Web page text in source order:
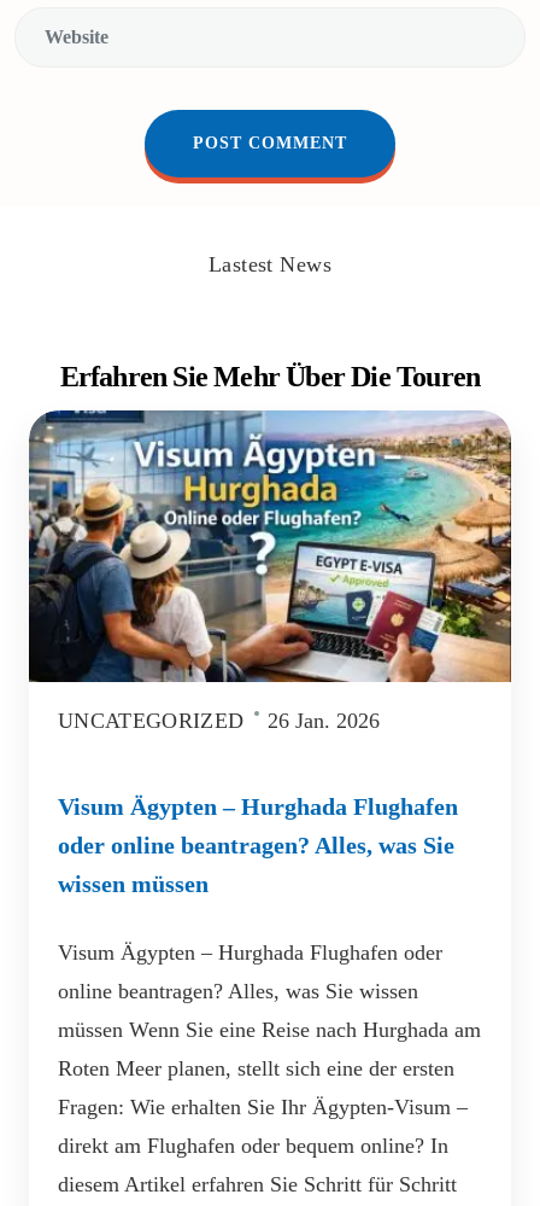
Lastest News
Erfahren Sie Mehr Über Die Touren
UNCATEGORIZED 26 Jan. 2026
Visum Ägypten – Hurghada Flughafen
oder online beantragen? Alles, was Sie
wissen müssen
Visum Ägypten – Hurghada Flughafen oder
online beantragen? Alles, was Sie wissen
müssen Wenn Sie eine Reise nach Hurghada am
Roten Meer planen, stellt sich eine der ersten
Fragen: Wie erhalten Sie Ihr Ägypten-Visum –
direkt am Flughafen oder bequem online? In
diesem Artikel erfahren Sie Schritt für Schritt